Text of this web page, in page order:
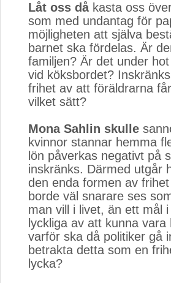
Låt oss dåkasta oss
som med undantag för
möjligheten att själva
barnet ska fördelas. Är
familjen? Är det under
vid köksbordet?
frihet av att föräldrarna
vilket sätt?
Mona Sahlin skulle
kvinnor stannar hemma
lön påverkas negativt på
inskränks. Därmed utgår
den enda formen av
borde väl snarare ses
man vill i livet, än ett mål
lyckliga av att kunna
varför ska då politiker gå
betrakta detta som en
lycka?